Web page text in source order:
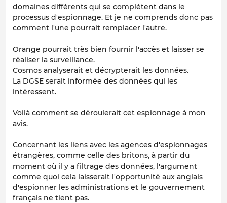
domaines différents qui se complètent dans le
processus d'espionnage. Et je ne comprends donc pas
comment l'une pourrait remplacer l'autre.
Orange pourrait très bien fournir l'accès et laisser se
réaliser la surveillance.
Cosmos analyserait et décrypterait les données.
La DGSE serait informée des données qui les
intéressent.
Voilà comment se déroulerait cet espionnage à mon
avis.
Concernant les liens avec les agences d'espionnages
étrangères, comme celle des britons, à partir du
moment où il y a filtrage des données, l'argument
comme quoi cela laisserait l'opportunité aux anglais
d'espionner les administrations et le gouvernement
français ne tient pas.